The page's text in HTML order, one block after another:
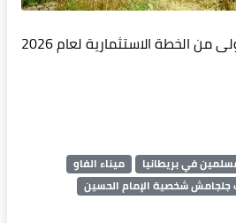
من الخطة الاستثمارية لعام 2026
في بريطانيا
ميناء الفاو
شخصية الإمام الحسين